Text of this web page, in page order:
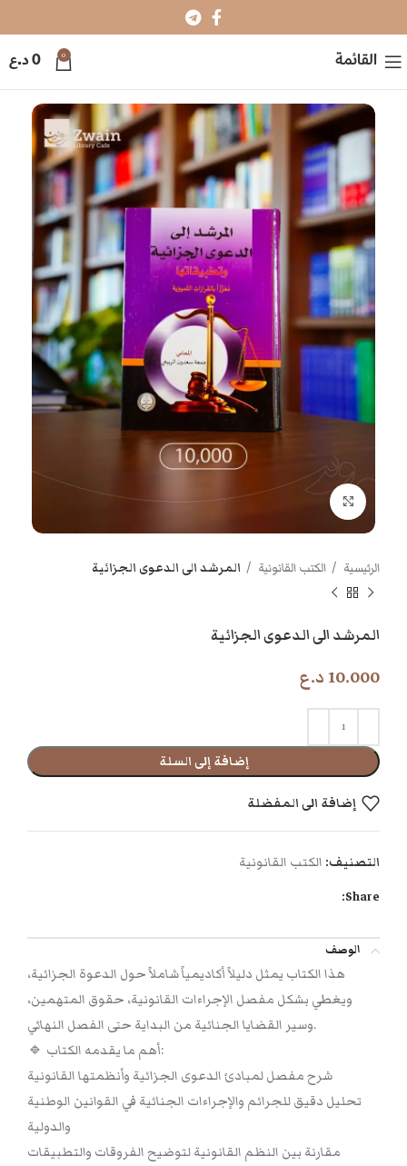
القائمة 0
0د.ع
الرئيسية الكتب القانونية المرشد الى الدعوى الجزائية
المرشد الى الدعوى الجزائية
10.000 د.ع
إضافة إلى السلة
إضافة الى المفضلة
التصنيف: الكتب القانونية
Share:
الوصف
هذا الكتاب يمثل دليلاً أكاديمياً شاملاً حول الدعوة الجزائية،
ويغطي بشكل مفصل الإجراءات القانونية، حقوق المتهمين،
وسير القضايا الجنائية من البداية حتى الفصل النهائي.
🔹 أهم ما يقدمه الكتاب:
شرح مفصل لمبادئ الدعوى الجزائية وأنظمتها القانونية
تحليل دقيق للجرائم والإجراءات الجنائية في القوانين الوطنية
والدولية
مقارنة بين النظم القانونية لتوضيح الفروقات والتطبيقات